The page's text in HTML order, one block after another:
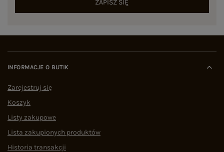
ZAPISZ SIĘ
INFORMACJE O BUTIK
Zarejestruj się
Koszyk
Listy zakupowe
Lista zakupionych produktów
Historia transakcji